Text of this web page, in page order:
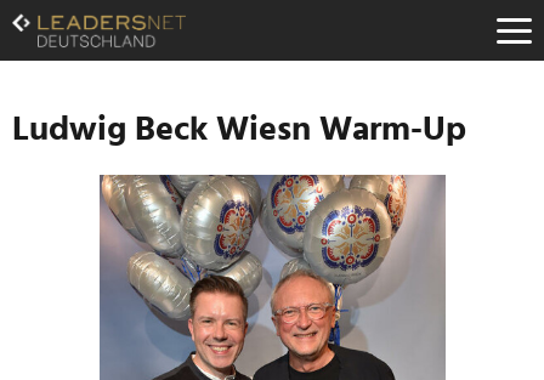
Zum
Inhalt
Zur
Navigation
Zur
Hauptnavigation
Ludwig Beck Wiesn Warm-Up